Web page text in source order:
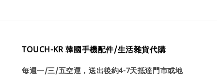
TOUCH-KR 韓國手機配件/生活雜貨代購
每週一/三/五空運，送出後約4-7天抵達門市或地